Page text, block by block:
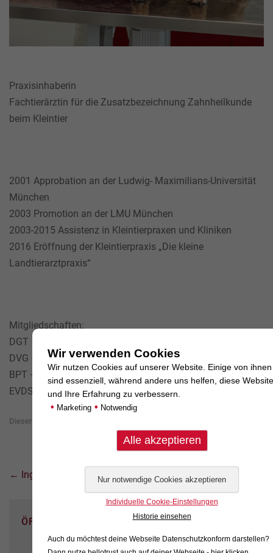
Praxisinhaberin
Fachtierärztin für die Zusatzbezeichnung Zahnheilkunde
beim Kleintier
2001 Approbation an der Ludwig- Maximilians-Universität
München
2003 Promotion an der LMU München
2003-2015 Assistenz in Kleintierpraxen und Kliniken
2016 Eröffnung der Kleintierpraxis „Die kleine
Landtierarztpraxis“
Mitgliedschaften:
DGT – Deutsche Gesellschaft für Tierzahnheilkunde
DVG – Deutsche Veterinärmedizinische Gesellschaft
BPT – Bundesverband praktizierender Tierärzte e.V.
EVDS – The European Veterinary Dental Society
Dieser Beitrag wurde veröffentlicht am
Beitrags-
← Inga Golus PhD
ÖFFNUNGSZEITEN
Wir verwenden Cookies
Wir nutzen Cookies auf unserer Website. Einige von ihnen
sind essenziell, während andere uns helfen, diese Website
und Ihre Erfahrung zu verbessern.
• Marketing • Notwendig
Individuelle Cookie-Einstellungen
Historie einsehen
Auch du möchtest deine Webseite Datenschutzkonform darstellen?